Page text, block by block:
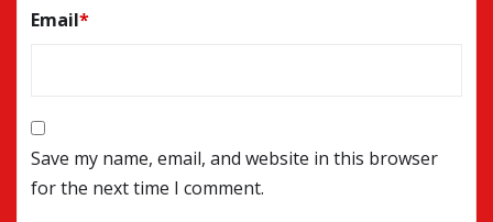
Email*
Save my name, email, and website in this browser
for the next time I comment.